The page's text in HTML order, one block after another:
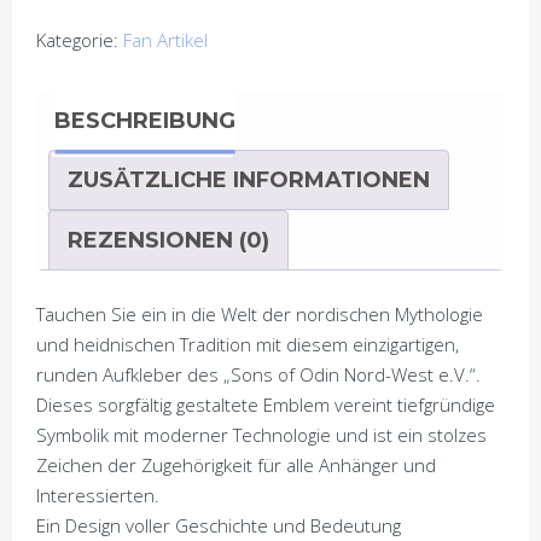
Nord-
–
Exklusiver
QR-
Code-
Kultur-
Aufkleber
Kategorie: Fan Artikel
BESCHREIBUNG
ZUSÄTZLICHE INFORMATIONEN
REZENSIONEN (0)
Tauchen Sie ein in die Welt der nordischen Mythologie
und heidnischen Tradition mit diesem einzigartigen,
runden Aufkleber des „Sons of Odin Nord-West e.V.“.
Dieses sorgfältig gestaltete Emblem vereint tiefgründige
Symbolik mit moderner Technologie und ist ein stolzes
Zeichen der Zugehörigkeit für alle Anhänger und
Interessierten.
Ein Design voller Geschichte und Bedeutung